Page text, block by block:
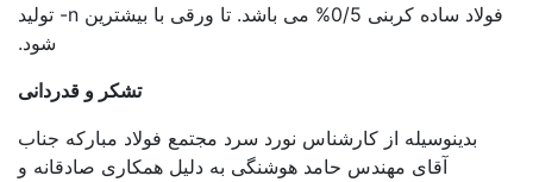
فولاد ساده کربنی 0/5% می باشد. تا ورقی با بیشترین n- تولید
شود.
تشکر و قدردانی
بدینوسیله از کارشناس نورد سرد مجتمع فولاد مبارکه جناب
آقای مهندس حامد هوشنگی به دلیل همکاری صادقانه و